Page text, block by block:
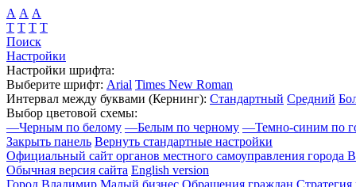
А А А
Т Т Т Т
Поиск
Настройки
Настройки шрифта:
Выберите шрифт: Arial Times New Roman
Интервал между буквами (Кернинг): Стандартный Средний
Выбор цветовой схемы:
—Черным по белому —Белым по черному —Темно-синим по
Закрыть панель Вернуть стандартные настройки
Официальный сайт органов местного самоуправления города
Обычная версия сайта English version
Город Владимир Малый бизнес Обращения граждан Стратегия